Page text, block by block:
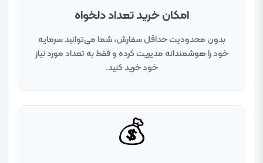
امکان خرید تعداد دلخواه
بدون محدودیت حداقل سفارش، شما می‌توانید سرمایه
خود را هوشمندانه مدیریت کرده و فقط به تعداد مورد نیاز
خود خرید کنید.
💰